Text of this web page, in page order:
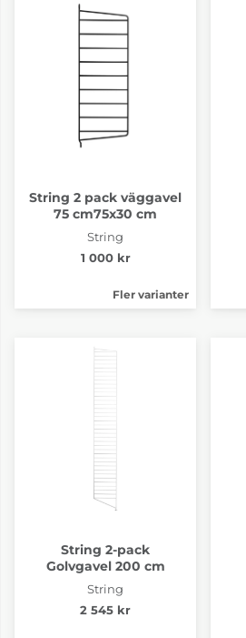
String 2 pack väggavel
75 cm75x30 cm
String
1 000 kr
Fler varianter
String 2-pack
Golvgavel 200 cm
String
2 545 kr